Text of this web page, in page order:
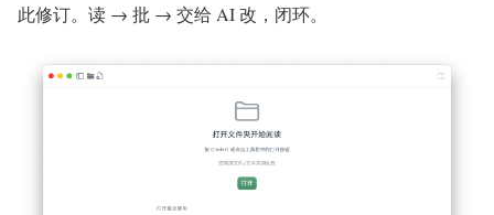
此修订。读 → 批 → 交给 AI 改，闭环。